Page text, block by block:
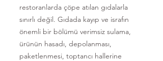
restoranlarda çöpe atılan gıdalarla
sınırlı değil. Gıdada kayıp ve israfın
önemli bir bölümü verimsiz sulama,
ürünün hasadı, depolanması,
paketlenmesi, toptancı hallerine